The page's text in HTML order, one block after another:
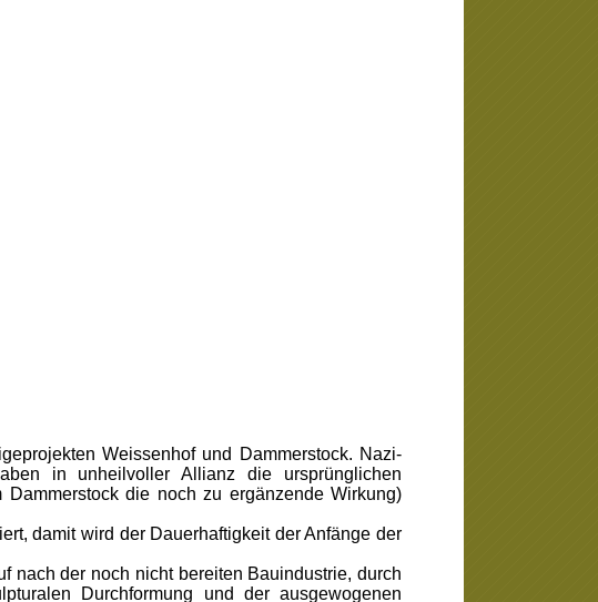
Weissenhof und Dammerstock. Nazi-
in unheilvoller Allianz die ursprünglichen
die noch zu ergänzende Wirkung)
damit wird der Dauerhaftigkeit der Anfänge der
der noch nicht bereiten Bauindustrie, durch
Durchformung und der ausgewogenen